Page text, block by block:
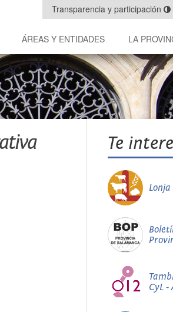
Transparencia y participación
ÁREAS Y ENTIDADES LA
Te
CyL